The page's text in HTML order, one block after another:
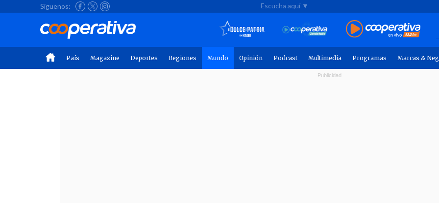
Síguenos: Escucha aquí ▼
País Magazine Deportes Regiones Mundo Opinión Podcast Multimedia Programas Marcas &